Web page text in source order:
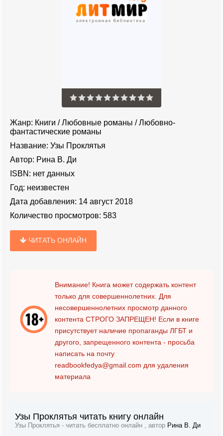
Жанр: Книги /Любовные романы /Любовно-
фантастические романы
Название: Узы Проклятья
Автор: Рина В. Ди
ISBN: нет данных
Год: неизвестен
Дата добавления: 14 август 2018
Количество просмотров: 583
ЧИТАТЬ ОНЛАЙН
Внимание! Книга может содержать контент
только для совершеннолетних. Для
несовершеннолетних просмотр данного
контента СТРОГО ЗАПРЕЩЕН! Если в книге
присутствует наличие пропаганды ЛГБТ и
другого, запрещенного контента - просьба
написать на почту
readbookfedya@gmail.com для удаления
материала
Узы Проклятья читать книгу онлайн
Узы Проклятья - читать бесплатно онлайн , автор Рина В. Ди